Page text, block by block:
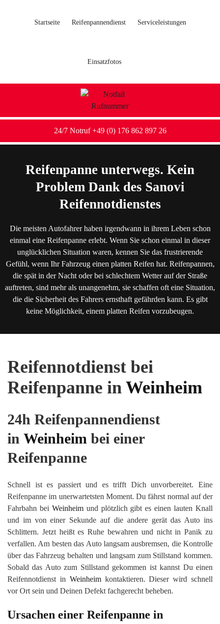
Startseite Reifenpannendienst Serviceleistungen
Einsatzfotos
24/7 Notruf +49 (0) 176 862 897 26
Reifenpanne unterwegs. Kein
Problem Dank des Sanovi
Reifennotdienstes
Die meisten Autofahrer haben irgendwann in ihrem Leben schon
einmal eine Reifenpanne erlebt. Wenn Sie schon einmal in dieser
unglücklichen Situation waren, kennen Sie das frustrierende
Gefühl, wenn Ihr Fahrzeug einen platten Reifen hat. Reifenpannen,
die spät in der Nacht oder bei schlechtem Wetter auf der Straße
auftreten, sind mehr als unangenehm, sie schaffen oft eine Situation,
die die Sicherheit des Fahrers ernsthaft gefährden kann. Es gibt
keine Möglichkeit, einem platten Reifen vorzubeugen.
Reifennotdienst bei
Reifenpanne in Weinheim
24h Reifenpannendienst
in Weinheim bei einer
Reifenpanne
Schnell ist es passiert und es trifft Dich unvorbereitet. Eine
Reifenpanne im unerwartetsten Moment. Du fährst normal auf der
Fahrbahn bei Weinheimund plötzlich gibt es einen lauten Knall
und im von einer Sekunde auf die andere gerät das Auto ins
Schlittern. Jetzt heißt es Ruhe bewahren und nicht in Panik zu
verfallen. Am besten das Auto langsam ausbremsen, die Kontrolle
über das Fahrzeug behalten und langsam zum Stillstand kommen.
Sobald das Auto zum Stillstand gekommen ist kannst Du einen
Reifennotdienst in Weinheimkontaktieren. Dieser wird schnell
vor Ort sein und Deinen Defekt fachgerecht beheben.
Ursachen einer Reifenpanne in